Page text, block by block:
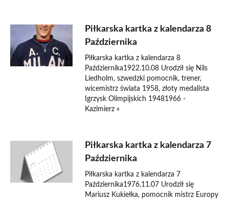
Piłkarska kartka z kalendarza 8
Października
Piłkarska kartka z kalendarza 8
Października1922.10.08 Urodził się Nils
Liedholm, szwedzki pomocnik, trener,
wicemistrz świata 1958, złoty medalista
Igrzysk Olimpijskich 19481966 -
Kazimierz »
Piłkarska kartka z kalendarza 7
Października
Piłkarska kartka z kalendarza 7
Października1976.11.07 Urodził się
Mariusz Kukiełka, pomocnik mistrz Europy